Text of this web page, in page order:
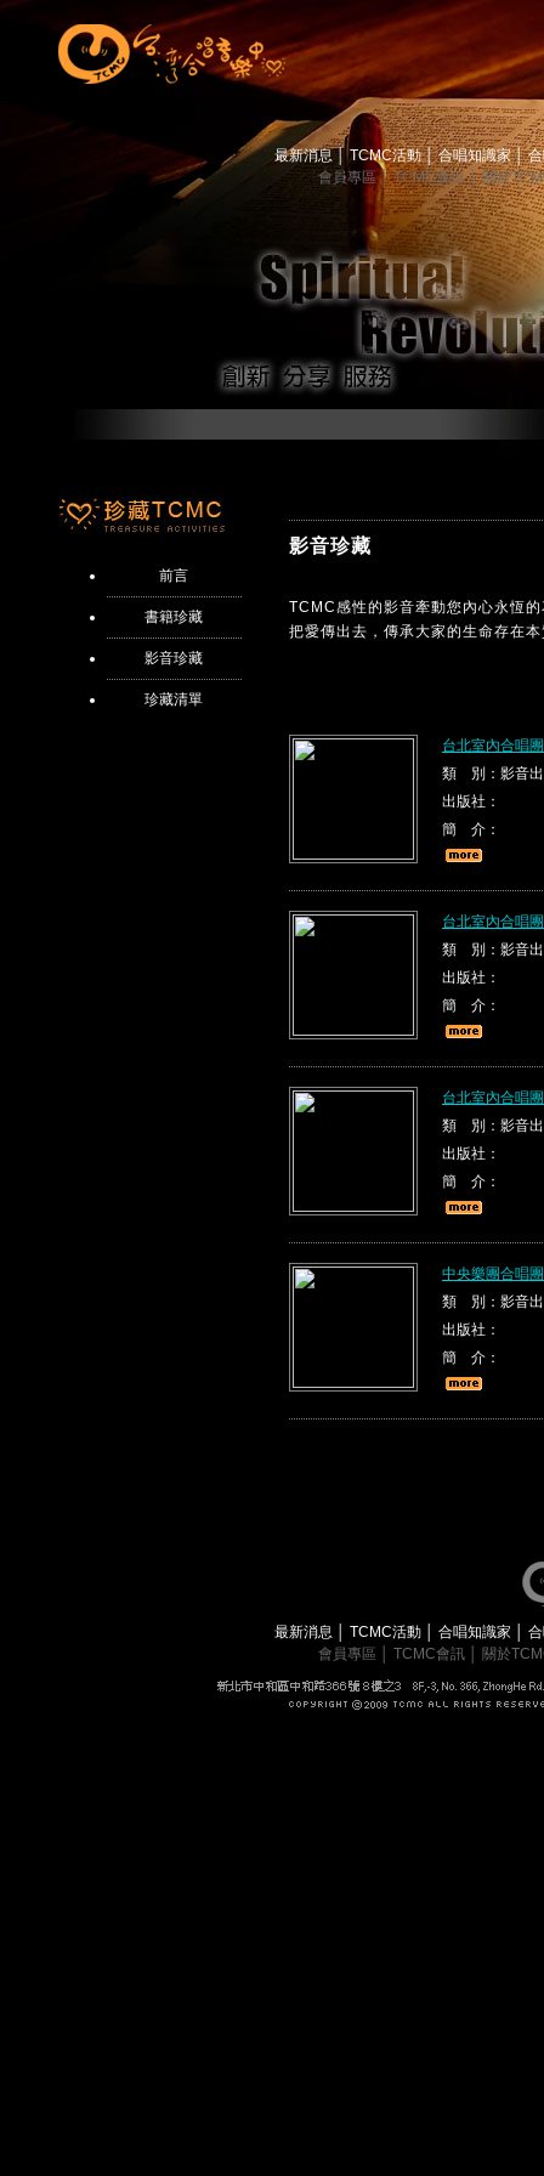
最新消息 TCMC活動│ 合唱知識家│
會員專區│ TCMC會訊│ 關於
前言
書籍珍藏
影音珍藏
珍藏清單
影音珍藏
TCMC感性的影音牽動您內心永恆
把愛傳出去，傳承大家的生命存在
台北室內合唱
類 別：影音
出版社：
簡 介：
台北室內合唱
類 別：影音
出版社：
簡 介：
台北室內合唱
類 別：影音
出版社：
簡 介：
中央樂團合唱
類 別：影音
出版社：
簡 介：
最新消息 TCMC活動 合唱知識家
會員專區
TCMC會訊 關於